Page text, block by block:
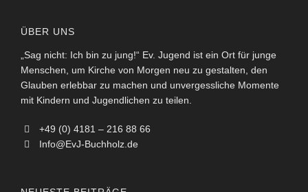
ÜBER UNS
„Sag nicht: Ich bin zu jung!“ Ev. Jugend ist ein Ort für junge
Menschen, um Kirche von Morgen neu zu gestalten, den
Glauben erlebbar zu machen und unvergessliche Momente
mit Kindern und Jugendlichen zu teilen.
+49 (0) 4181 – 216 88 66
Info@EvJ-Buchholz.de